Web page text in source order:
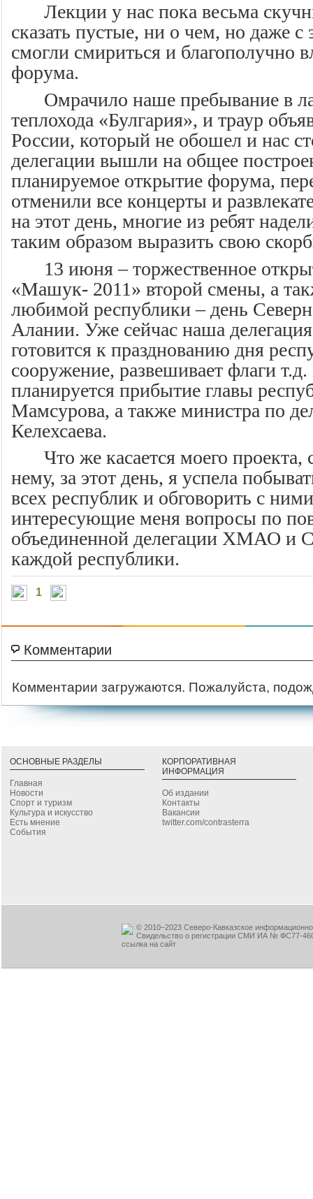
Лекции у нас пока весьма
сказать пустые, ни о чем, но даже с
смогли смириться и благополучно
форума.
Омрачило наше пребывание в
теплохода «Булгария», и траур
России, который не обошел и нас
делегации вышли на общее
планируемое открытие форума,
отменили все концерты и
на этот день, многие из ребят
таким образом выразить свою
13 июня – торжественное
«Машук- 2011» второй смены, а
любимой республики – день
Алании. Уже сейчас наша
готовится к празднованию дня
сооружение, развешивает флаги
планируется прибытие главы
Мамсурова, а также министра по
Келехсаева.
Что же касается моего проекта,
нему, за этот день, я успела
всех республик и обговорить с
интересующие меня вопросы по
объединенной делегации ХМАО и
каждой республики.
1
Комментарии
Комментарии загружаются. Пожалуйста,
ОСНОВНЫЕ РАЗДЕЛЫ
Главная
Новости
Спорт и туризм
Культура и искусство
Есть мнение
События
КОРПОРАТИВНАЯ
ИНФОРМАЦИЯ
Об издании
Контакты
Вакансии
twitter.com/contrasterra
© 2010–2023 Северо-Кавказское
Свидельство о регистрации СМИ ИА № ФС77-
ссылка на сайт